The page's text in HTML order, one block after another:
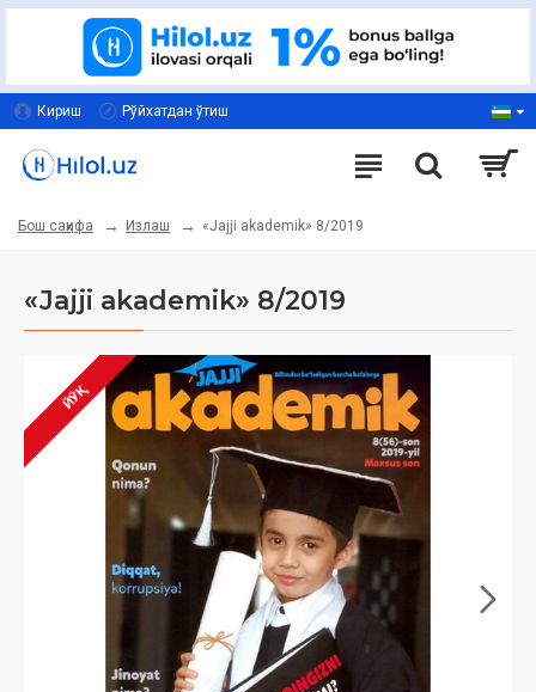
Кириш Рўйхатдан ўтиш
Бош саҳифа Излаш «Jajji akademik» 8/2019
«Jajji akademik» 8/2019
ЙЎҚ